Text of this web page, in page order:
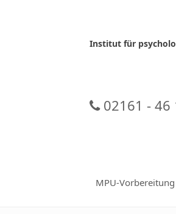
Institut für
02161 - 46
MPU-Vorbereitung